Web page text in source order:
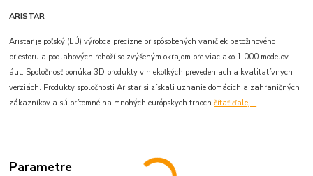
ARISTAR
Aristar je poľský (EÚ) výrobca precízne prispôsobených vaničiek batožinového
priestoru a podlahových rohoží so zvýšeným okrajom pre viac ako 1 000 modelov
áut. Spoločnosť ponúka 3D produkty v niekoľkých prevedeniach a kvalitatívnych
verziách. Produkty spoločnosti Aristar si získali uznanie domácich a zahraničných
zákazníkov a sú prítomné na mnohých európskych trhochčítať ďalej...
Parametre